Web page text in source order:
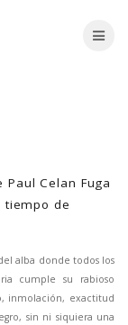
Celan Fuga
tiempo de
alba donde todos los
cumple su rabioso
inmolación, exactitud
sin ni siquiera una